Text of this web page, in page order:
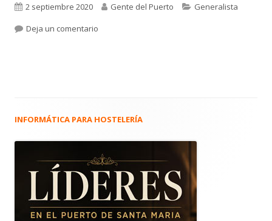
Publicado
el
2 septiembre 2020 Autor
Gente del Puerto Categorías
Generalista
Deja un comentario
Barra
principal
INFORMÁTICA PARA HOSTELERÍA